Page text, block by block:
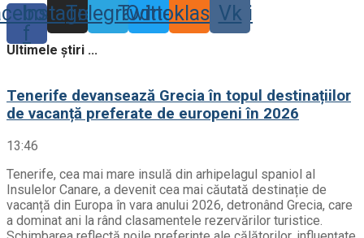
f
Instagram
TelegramTwitter
Odnoklassniki
Vk
Ultimele știri ...
Tenerife devansează Grecia în topul destinațiilor
de vacanță preferate de europeni în 2026
13:46
Tenerife, cea mai mare insulă din arhipelagul spaniol al
Insulelor Canare, a devenit cea mai căutată destinație de
vacanță din Europa în vara anului 2026, detronând Grecia, care
a dominat ani la rând clasamentele rezervărilor turistice.